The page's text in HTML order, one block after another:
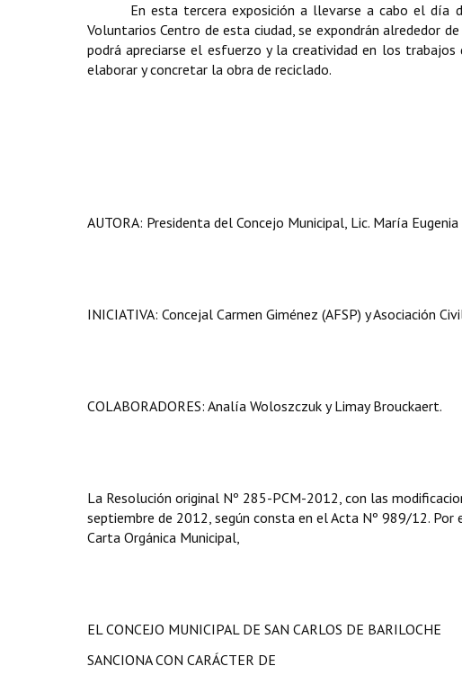
En esta tercera exposición a llevarse a cabo el día
Voluntarios Centro de esta ciudad, se expondrán alrededor
podrá apreciarse el esfuerzo y la creatividad en los
elaborar y concretar la obra de reciclado.
AUTORA: Presidenta del Concejo Municipal, Lic. María
INICIATIVA: Concejal Carmen Giménez (AFSP) y Asociación
COLABORADORES: Analía Woloszczuk y Limay Brouckaert.
La Resolución original Nº 285-PCM-2012, con las
septiembre de 2012, según consta en el Acta Nº 989/12.
Carta Orgánica Municipal,
EL CONCEJO MUNICIPAL DE SAN CARLOS DE BARILOCHE
SANCIONA CON CARÁCTER DE